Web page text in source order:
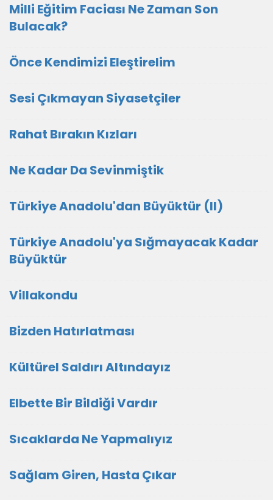
Milli Eğitim Faciası Ne Zaman Son
Bulacak?
Önce Kendimizi Eleştirelim
Sesi Çıkmayan Siyasetçiler
Rahat Bırakın Kızları
Ne Kadar Da Sevinmiştik
Türkiye Anadolu'dan Büyüktür (II)
Türkiye Anadolu'ya Sığmayacak Kadar
Büyüktür
Villakondu
Bizden Hatırlatması
Kültürel Saldırı Altındayız
Elbette Bir Bildiği Vardır
Sıcaklarda Ne Yapmalıyız
Sağlam Giren, Hasta Çıkar